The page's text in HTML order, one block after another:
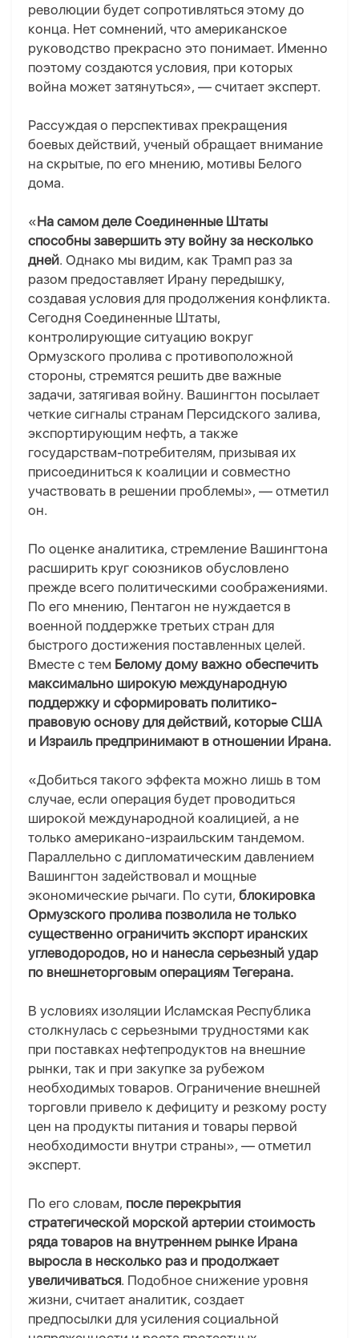
революции будет сопротивляться этому до
конца. Нет сомнений, что американское
руководство прекрасно это понимает. Именно
поэтому создаются условия, при которых
война может затянуться», — считает эксперт.
Рассуждая о перспективах прекращения
боевых действий, ученый обращает внимание
на скрытые, по его мнению, мотивы Белого
дома.
«На самом деле Соединенные Штаты
способны завершить эту войну за несколько
дней. Однако мы видим, как Трамп раз за
разом предоставляет Ирану передышку,
создавая условия для продолжения конфликта.
Сегодня Соединенные Штаты,
контролирующие ситуацию вокруг
Ормузского пролива с противоположной
стороны, стремятся решить две важные
задачи, затягивая войну. Вашингтон посылает
четкие сигналы странам Персидского залива,
экспортирующим нефть, а также
государствам-потребителям, призывая их
присоединиться к коалиции и совместно
участвовать в решении проблемы», — отметил
он.
По оценке аналитика, стремление Вашингтона
расширить круг союзников обусловлено
прежде всего политическими соображениями.
По его мнению, Пентагон не нуждается в
военной поддержке третьих стран для
быстрого достижения поставленных целей.
Вместе с тем Белому дому важно обеспечить
максимально широкую международную
поддержку и сформировать политико-
правовую основу для действий, которые США
и Израиль предпринимают в отношении Ирана.
«Добиться такого эффекта можно лишь в том
случае, если операция будет проводиться
широкой международной коалицией, а не
только американо-израильским тандемом.
Параллельно с дипломатическим давлением
Вашингтон задействовал и мощные
экономические рычаги. По сути, блокировка
Ормузского пролива позволила не только
существенно ограничить экспорт иранских
углеводородов, но и нанесла серьезный удар
по внешнеторговым операциям Тегерана.
В условиях изоляции Исламская Республика
столкнулась с серьезными трудностями как
при поставках нефтепродуктов на внешние
рынки, так и при закупке за рубежом
необходимых товаров. Ограничение внешней
торговли привело к дефициту и резкому росту
цен на продукты питания и товары первой
необходимости внутри страны», — отметил
эксперт.
По его словам, после перекрытия
стратегической морской артерии стоимость
ряда товаров на внутреннем рынке Ирана
выросла в несколько раз и продолжает
увеличиваться. Подобное снижение уровня
жизни, считает аналитик, создает
предпосылки для усиления социальной